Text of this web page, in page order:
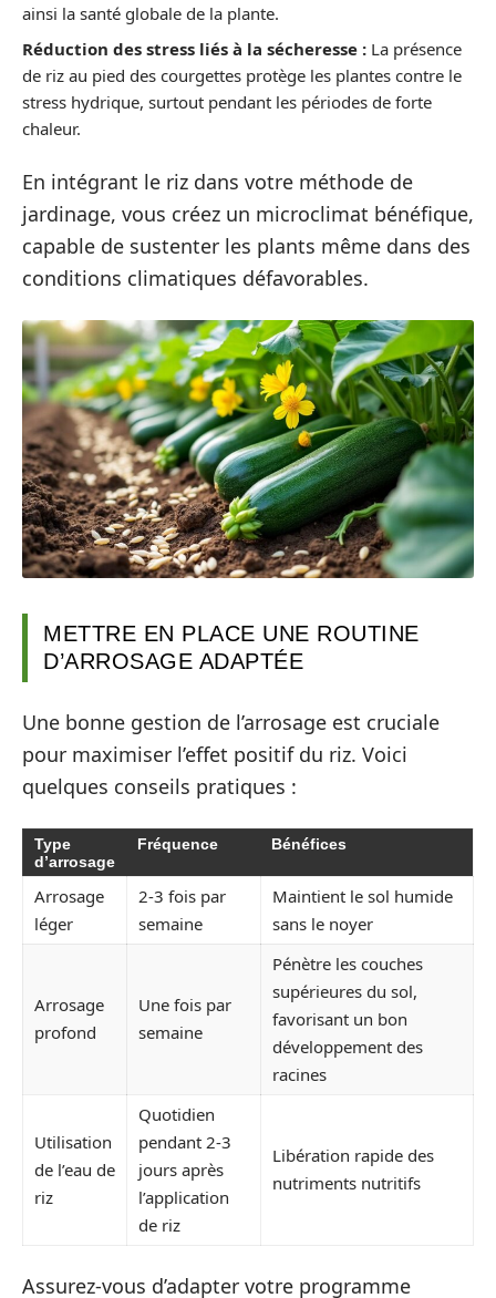
ainsi la santé globale de la plante.
Réduction des stress liés à la sécheresse : La présence
de riz au pied des courgettes protège les plantes contre le
stress hydrique, surtout pendant les périodes de forte
chaleur.
En intégrant le riz dans votre méthode de
jardinage, vous créez un microclimat bénéfique,
capable de sustenter les plants même dans des
conditions climatiques défavorables.
METTRE EN PLACE UNE ROUTINE
D’ARROSAGE ADAPTÉE
Une bonne gestion de l’arrosage est cruciale
pour maximiser l’effet positif du riz. Voici
quelques conseils pratiques :
Type
d’arrosage
Fréquence Bénéfices
Arrosage
léger
2-3 fois par
semaine
Maintient le sol humide
sans le noyer
Arrosage
profond
Une fois par
semaine
Pénètre les couches
supérieures du sol,
favorisant un bon
développement des
racines
Utilisation
de l’eau de
riz
Quotidien
pendant 2-3
jours après
l’application
de riz
Libération rapide des
nutriments nutritifs
Assurez-vous d’adapter votre programme